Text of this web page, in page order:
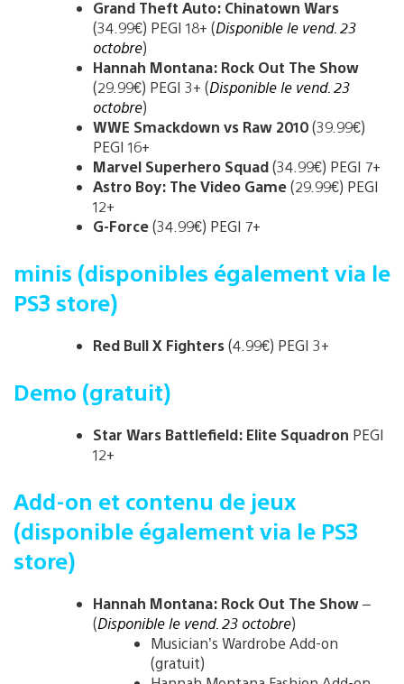
Grand Theft Auto: Chinatown Wars
(34.99€) PEGI 18+ (Disponible le vend. 23
octobre)
Hannah Montana: Rock Out The Show
(29.99€) PEGI 3+ (Disponible le vend. 23
octobre)
WWE Smackdown vs Raw 2010(39.99€)
PEGI 16+
Marvel Superhero Squad(34.99€) PEGI 7+
Astro Boy: The Video Game(29.99€) PEGI
12+
G-Force(34.99€) PEGI 7+
minis (disponibles également via le
PS3 store)
Red Bull X Fighters(4.99€) PEGI 3+
Demo (gratuit)
Star Wars Battlefield: Elite Squadron PEGI
12+
Add-on et contenu de jeux
(disponible également via le PS3
store)
Hannah Montana: Rock Out The Show–
(Disponible le vend. 23 octobre)
Musician’s Wardrobe Add-on
(gratuit)